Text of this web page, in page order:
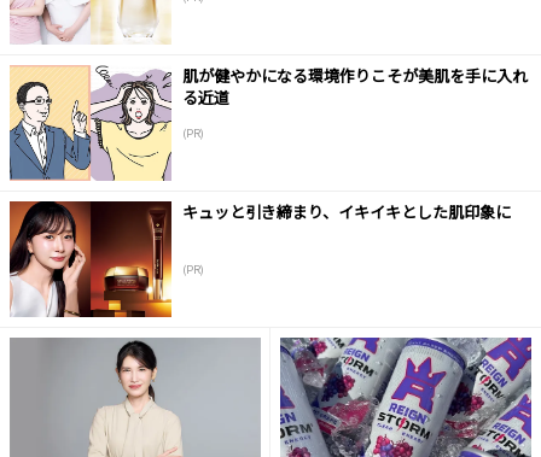
肌が健やかになる環境作りこそが美肌を手に入れ
る近道
(PR)
キュッと引き締まり、イキイキとした肌印象に
(PR)